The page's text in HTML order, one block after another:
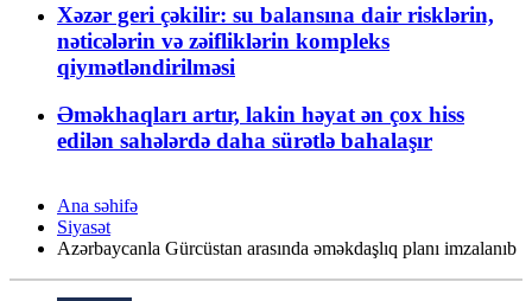
Xəzər geri çəkilir: su balansına dair risklərin,
nəticələrin və zəifliklərin kompleks
qiymətləndirilməsi
Əməkhaqları artır, lakin həyat ən çox hiss
edilən sahələrdə daha sürətlə bahalaşır
Ana səhifə
Siyasət
Azərbaycanla Gürcüstan arasında əməkdaşlıq planı imzalanıb